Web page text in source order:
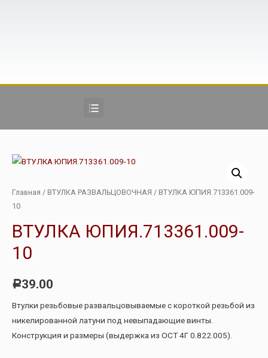
Главная / ВТУЛКА РАЗВАЛЬЦОВОЧНАЯ / ВТУЛКА ЮПИЯ.713361.009-
10
ВТУЛКА ЮПИЯ.713361.009-
10
Р39.00
Втулки резьбовые развальцовываемые с короткой резьбой из
никелированной латуни под невыпадающие винты.
Конструкция и размеры (выдержка из ОСТ 4Г 0.822.005).